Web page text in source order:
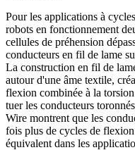
Pour les applications à
robots en fonctionnement
cellules de préhension
conducteurs en fil de lame
La construction en fil de
autour d'une âme textile,
flexion combinée à la
tuer les conducteurs
Wire montrent que les
fois plus de cycles de
équivalent dans les